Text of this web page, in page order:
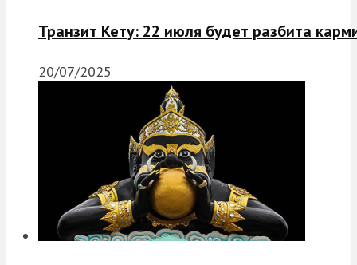
Транзит Кету: 22 июля будет разбита
20/07/2025